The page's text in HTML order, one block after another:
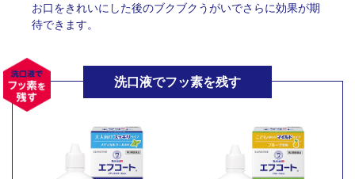
お口をきれいにした後のブクブクうがいでさらに効果が期
待できます。
洗口液でフッ素を残す